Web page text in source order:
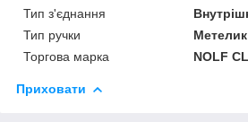
Тип з'єднання
Тип ручки
Метелик
Торгова марка
NOLF
Приховати